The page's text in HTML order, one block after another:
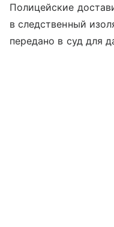
Полицейские
в следственный
передано в суд для